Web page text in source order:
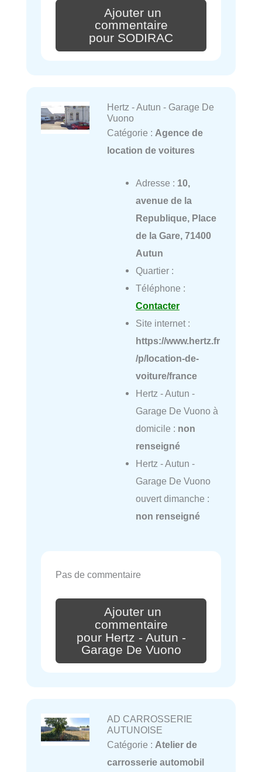
Ajouter un
commentaire
pour SODIRAC
Hertz - Autun - Garage De
Vuono
Catégorie : Agence de
location de voitures
Adresse : 10,
avenue de la
Republique, Place
de la Gare, 71400
Autun
Quartier :
Téléphone :
Contacter
Site internet :
https://www.hertz.fr
/p/location-de-
voiture/france
Hertz - Autun -
Garage De Vuono à
domicile : non
renseigné
Hertz - Autun -
Garage De Vuono
ouvert dimanche :
non renseigné
Pas de commentaire
Ajouter un
commentaire
pour Hertz - Autun -
Garage De Vuono
AD CARROSSERIE
AUTUNOISE
Catégorie : Atelier de
carrosserie automobil